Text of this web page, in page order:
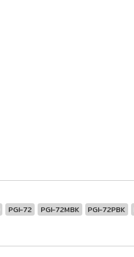
PGI-72 PGI-72MBK PGI-72PBK